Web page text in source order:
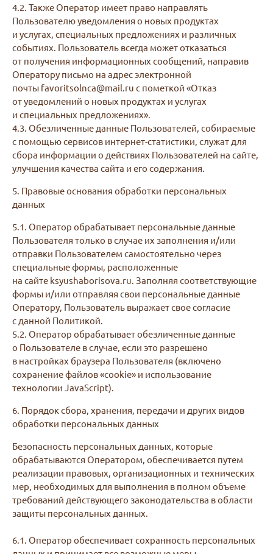
4.2. Также Оператор имеет право направлять
Пользователю уведомления о новых продуктах
и услугах, специальных предложениях и различных
событиях. Пользователь всегда может отказаться
от получения информационных сообщений, направив
Оператору письмо на адрес электронной
почты favoritsolnca@mail.ru с пометкой «Отказ
от уведомлений о новых продуктах и услугах
и специальных предложениях».
4.3. Обезличенные данные Пользователей, собираемые
с помощью сервисов интернет-статистики, служат для
сбора информации о действиях Пользователей на сайте,
улучшения качества сайта и его содержания.
5. Правовые основания обработки персональных
данных
5.1. Оператор обрабатывает персональные данные
Пользователя только в случае их заполнения и/или
отправки Пользователем самостоятельно через
специальные формы, расположенные
на сайте ksyushaborisova.ru. Заполняя соответствующие
формы и/или отправляя свои персональные данные
Оператору, Пользователь выражает свое согласие
с данной Политикой.
5.2. Оператор обрабатывает обезличенные данные
о Пользователе в случае, если это разрешено
в настройках браузера Пользователя (включено
сохранение файлов «cookie» и использование
технологии JavaScript).
6. Порядок сбора, хранения, передачи и других видов
обработки персональных данных
Безопасность персональных данных, которые
обрабатываются Оператором, обеспечивается путем
реализации правовых, организационных и технических
мер, необходимых для выполнения в полном объеме
требований действующего законодательства в области
защиты персональных данных.
6.1. Оператор обеспечивает сохранность персональных